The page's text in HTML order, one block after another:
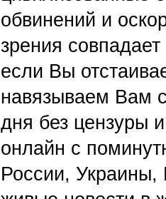
обвинений и
зрения
если Вы
навязываем Вам
дня без цензуры
онлайн с
России,